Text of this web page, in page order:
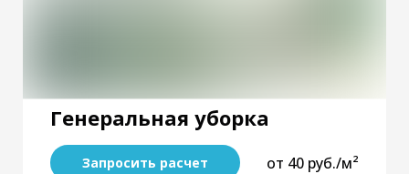
Генеральная уборка
Запросить расчет от 40 руб./м²